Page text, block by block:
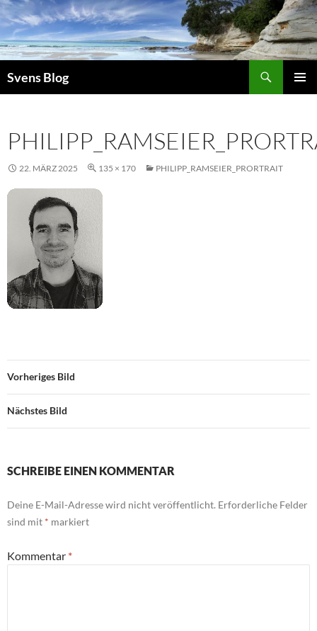
Svens Blog
22. MÄRZ 2025 135 × 170 PHILIPP_RAMSEIER_PRORTRAIT
Vorheriges Bild
Nächstes Bild
SCHREIBE EINEN KOMMENTAR
Deine E-Mail-Adresse wird nicht veröffentlicht. Erforderliche Felder
sind mit * markiert
Kommentar *